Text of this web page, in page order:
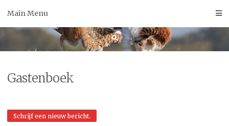
Main Menu
Gastenboek